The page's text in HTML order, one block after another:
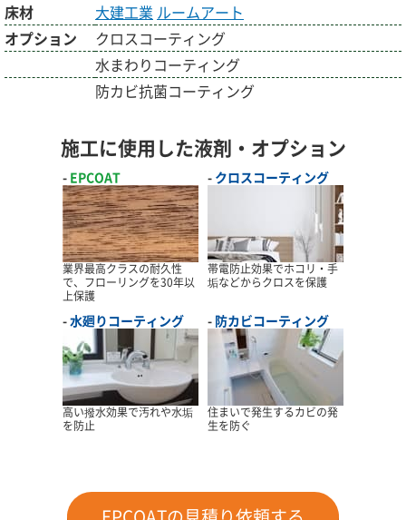
床材
大建工業 ルームアート
オプション
クロスコーティング
水まわりコーティング
防カビ抗菌コーティング
施工に使用した液剤・オプション
EPCOAT
業界最高クラスの耐久性
で、フローリングを30年以
上保護
クロスコーティング
帯電防止効果でホコリ・手
垢などからクロスを保護
水廻りコーティング
高い撥水効果で汚れや水垢
を防止
防カビコーティング
住まいで発生するカビの発
生を防ぐ